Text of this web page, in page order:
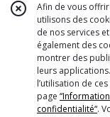
Afin de vous
utilisons des
de nos services
également des
montrer des
leurs
l’utilisation de
page
confidentialité“.